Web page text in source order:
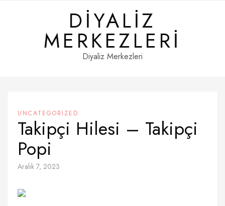
DIYALIZ
MERKEZLERI
Diyaliz Merkezleri
UNCATEGORIZED
Takipçi Hilesi – Takipçi
Popi
Aralık 7, 2023